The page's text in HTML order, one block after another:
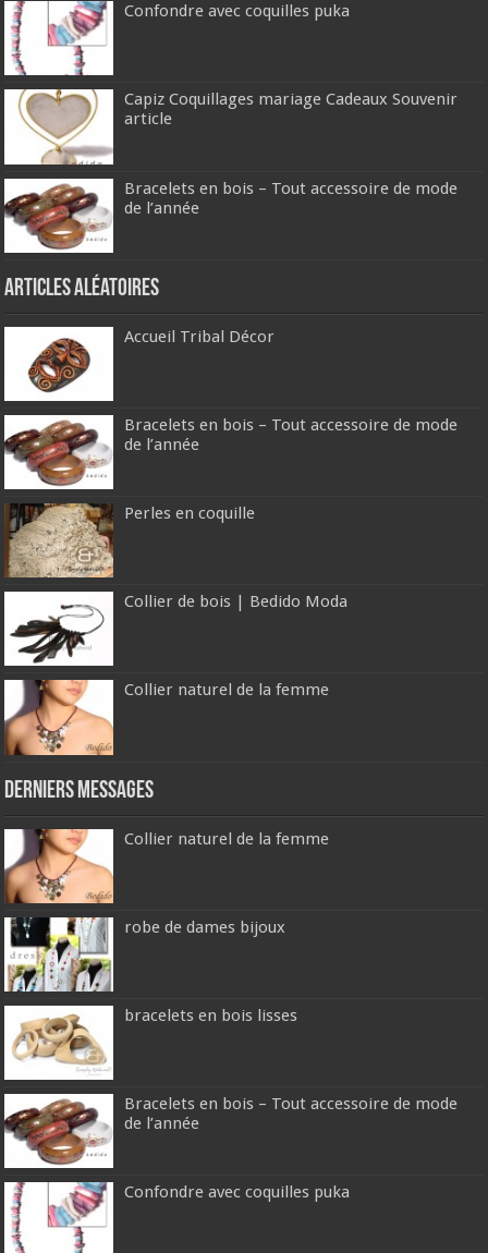
Confondre avec coquilles puka
Capiz Coquillages mariage Cadeaux Souvenir
article
Bracelets en bois – Tout accessoire de mode
de l’année
Articles aléatoires
Accueil Tribal Décor
Bracelets en bois – Tout accessoire de mode
de l’année
Perles en coquille
Collier de bois | Bedido Moda
Collier naturel de la femme
Derniers messages
Collier naturel de la femme
robe de dames bijoux
bracelets en bois lisses
Bracelets en bois – Tout accessoire de mode
de l’année
Confondre avec coquilles puka